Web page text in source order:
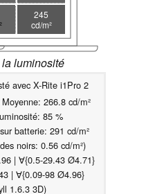
245
cd/m²
luminosité
avec X-Rite i1Pro 2
266.8 cd/m²
85 %
batterie: 291 cd/m²
noirs: 0.56 cd/m²)
| ∀{0.5-29.43 Ø4.71}
| ∀{0.09-98 Ø4.96}
1.6.3 3D)